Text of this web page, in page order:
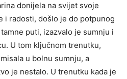
donijela na svijet svoje
i radosti, došlo je do potpunog
puti, izazvalo je sumnju i
U tom ključnom trenutku,
u bolnu sumnju, a
je nestalo. U trenutku kada je